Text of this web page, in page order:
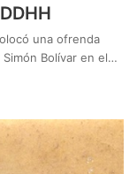
una ofrenda
Bolívar en el…